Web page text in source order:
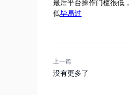
最后平台操作门槛很低
低毕易过
上一篇
没有更多了